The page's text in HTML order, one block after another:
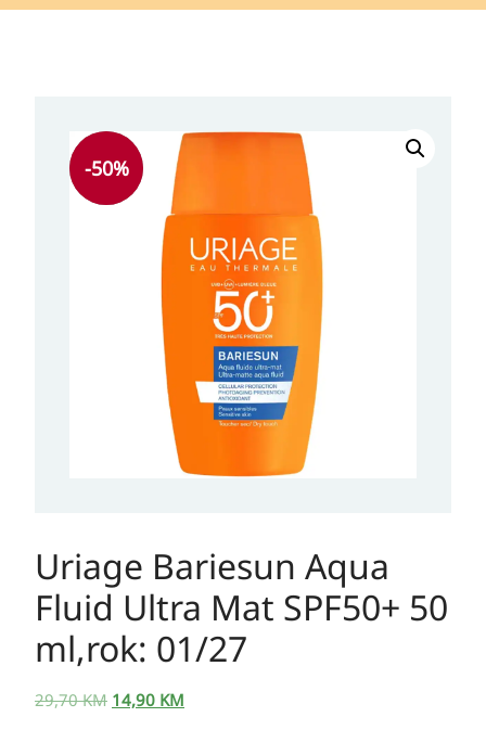
-50%
Uriage Bariesun Aqua
Fluid Ultra Mat SPF50+ 50
ml,rok: 01/27
29,70KM
cijena
14,90 KM
cijena
14,90 KM.